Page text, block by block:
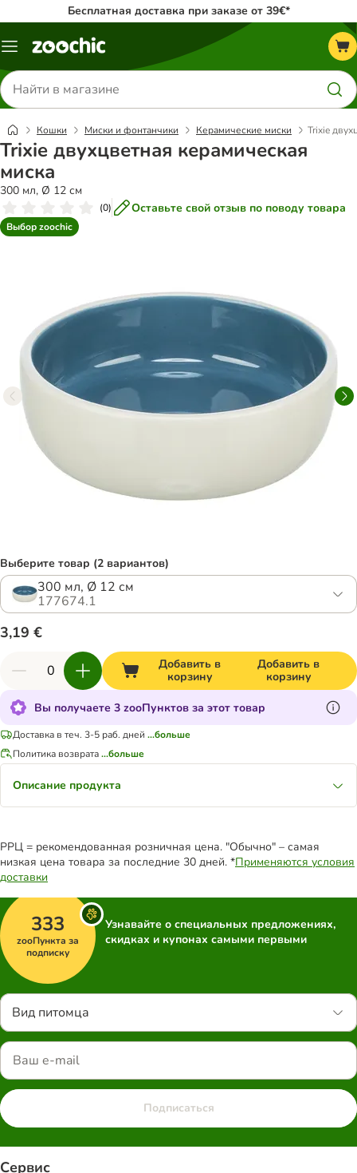
Бесплатная доставка при заказе от 39€*
Каталог
Поиск
товаров
Кошки Миски и фонтанчики Керамические миски Trixie
Trixie двухцветная керамическая
миска
300 мл, Ø 12 см
(0) Оставьте свой отзыв по поводу товара
Выбор zoochic
Выберите товар (2 вариантов)
300 мл, Ø 12 см
177674.1
3,19 €
Добавить в
корзину
Добавить в
корзину
Вы получаете 3 zooПунктов за этот товар
Доставка в теч. 3-5 раб. дней ...больше
Политика возврата...больше
Описание продукта
РРЦ = рекомендованная розничная цена. "Обычно" – самая
низкая цена товара за последние 30 дней. *Применяются условия
доставки
333
zooПункта за
подписку
Узнавайте о специальных предложениях,
скидках и купонах самыми первыми
Вид питомца
Подписаться
Сервис